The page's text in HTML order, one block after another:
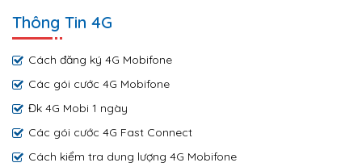
Thông Tin 4G
Cách đăng ký 4G Mobifone
Các gói cước 4G Mobifone
Đk 4G Mobi 1 ngày
Các gói cước 4G Fast Connect
Cách kiểm tra dung lượng 4G Mobifone